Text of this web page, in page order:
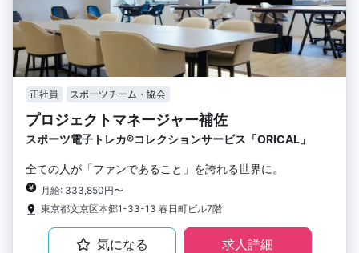
正社員 スポーツチーム・協会
プロジェクトマネージャー補佐
スポーツ電子トレカ®︎コレクションサービス「ORICAL」
全ての人が「ファンであること」を誇れる世界に。
月給: 333,850円〜
東京都文京区本郷1-33-13 春日町ビル7階
気になる 求人詳細